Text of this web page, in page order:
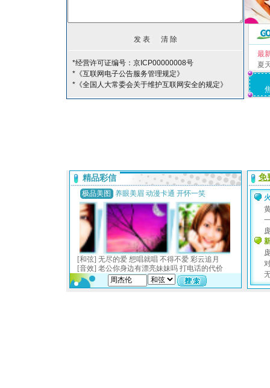
*经营许可证编号：京ICP00000008号
*《互联网电子公告服务管理规定》
*《全国人大常委会关于维护互联网安全的规定》
最
夏